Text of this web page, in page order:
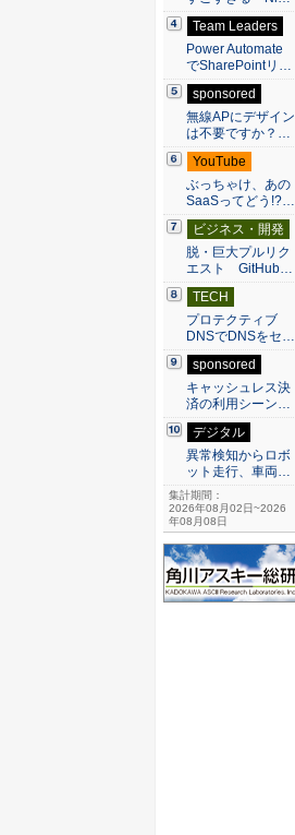
Team Leaders
Power Automate
でSharePointリ…
sponsored
無線APにデザイン
は不要ですか？…
YouTube
ぶっちゃけ、あの
SaaSってどう!?…
ビジネス・開発
脱・巨大プルリク
エスト GitHub…
TECH
プロテクティブ
DNSでDNSをセ…
sponsored
キャッシュレス決
済の利用シーン…
デジタル
異常検知からロボ
ット走行、車両…
集計期間：
2026年08月02日~2026
年08月08日